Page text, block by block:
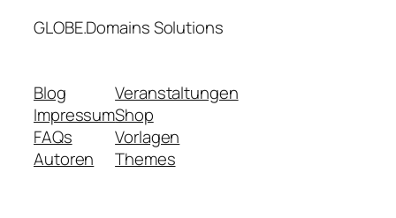
GLOBE.Domains Solutions
Blog
Impressum
FAQs
Autoren
Veranstaltungen
Shop
Vorlagen
Themes